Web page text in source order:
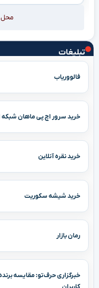
تبلیغات
فالووریاب
خرید سرور اچ پی ماهان شبکه
خرید نقره آنلاین
خرید شیشه سکوریت
رمان بازار
خبرگزاری حرف‌تو: مقایسه
محل